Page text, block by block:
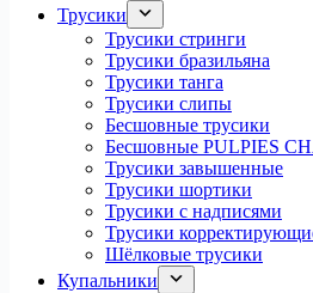
Трусики
Трусики стринги
Трусики бразильяна
Трусики танга
Трусики слипы
Бесшовные трусики
Бесшовные PULPIES
Трусики завышенные
Трусики шортики
Трусики с надписями
Трусики
Шёлковые трусики
Купальники